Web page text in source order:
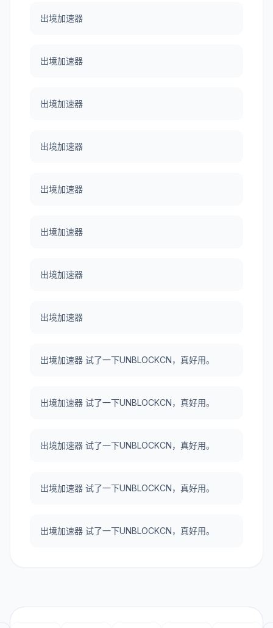
出境加速器
出境加速器
出境加速器
出境加速器
出境加速器
出境加速器
出境加速器
出境加速器
出境加速器 试了一下UNBLOCKCN，真好用。
出境加速器 试了一下UNBLOCKCN，真好用。
出境加速器 试了一下UNBLOCKCN，真好用。
出境加速器 试了一下UNBLOCKCN，真好用。
出境加速器 试了一下UNBLOCKCN，真好用。